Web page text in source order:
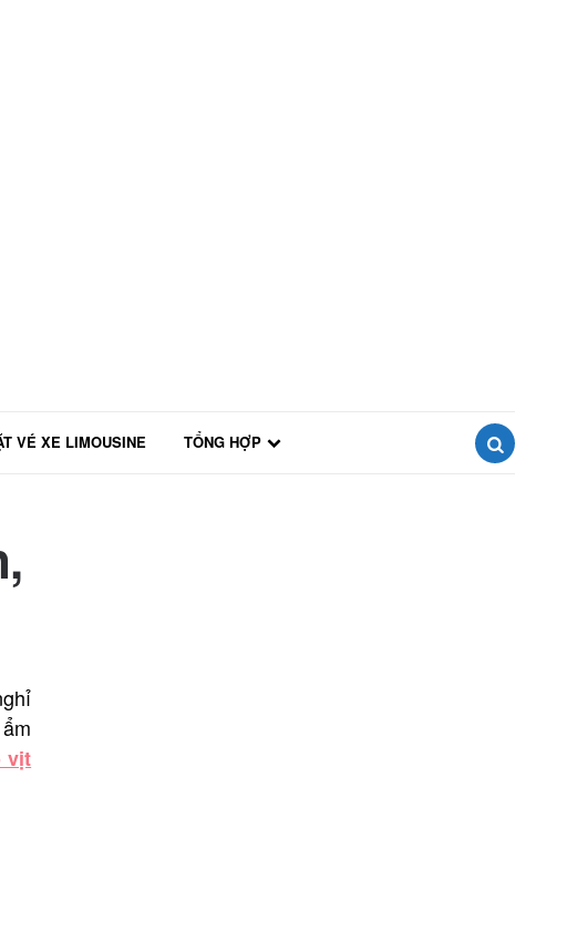
VÉ XE LIMOUSINE
TỔNG HỢP
vịt